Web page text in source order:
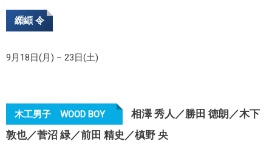
纐纈 令
9月18日(月) – 23日(土)
木工男子 WOOD BOY
相澤 秀人／勝田 徳朗／木下
敦也／菅沼 緑／前田 精史／槙野 央